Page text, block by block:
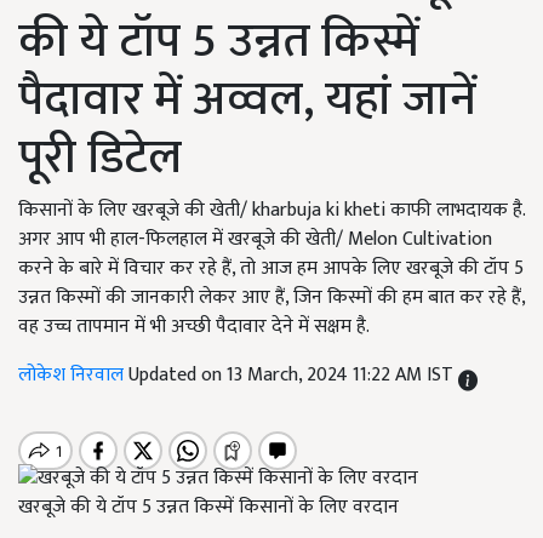
की ये टॉप 5 उन्नत किस्में
पैदावार में अव्वल, यहां जानें
पूरी डिटेल
किसानों के लिए खरबूजे की खेती/ kharbuja ki kheti काफी लाभदायक है.
अगर आप भी हाल-फिलहाल में खरबूजे की खेती/ Melon Cultivation
करने के बारे में विचार कर रहे हैं, तो आज हम आपके लिए खरबूजे की टॉप 5
उन्नत किस्मों की जानकारी लेकर आए हैं, जिन किस्मों की हम बात कर रहे हैं,
वह उच्च तापमान में भी अच्छी पैदावार देने में सक्षम है.
लोकेश निरवालUpdated on 13 March, 2024 11:22 AM IST
खरबूजे की ये टॉप 5 उन्नत किस्में किसानों के लिए वरदान